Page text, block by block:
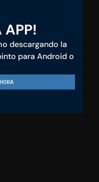
APP!
descargando la
para Android o